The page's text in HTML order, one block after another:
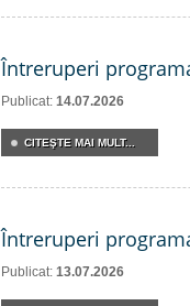
Întreruperi
Publicat: 14.07.2026
CITEŞTE MAI MULT...
Întreruperi
Publicat: 13.07.2026